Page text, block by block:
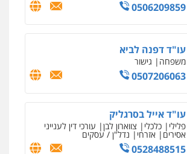
0506209859
עו"ד דפנה לביא
משפחה גישור
0507206063
עו"ד אייל בסרגליק
פלילי כלכלי צווארון לבן עורכי דין לענייני
אסירים אזרחי נדל"ן / עסקים
0528488515